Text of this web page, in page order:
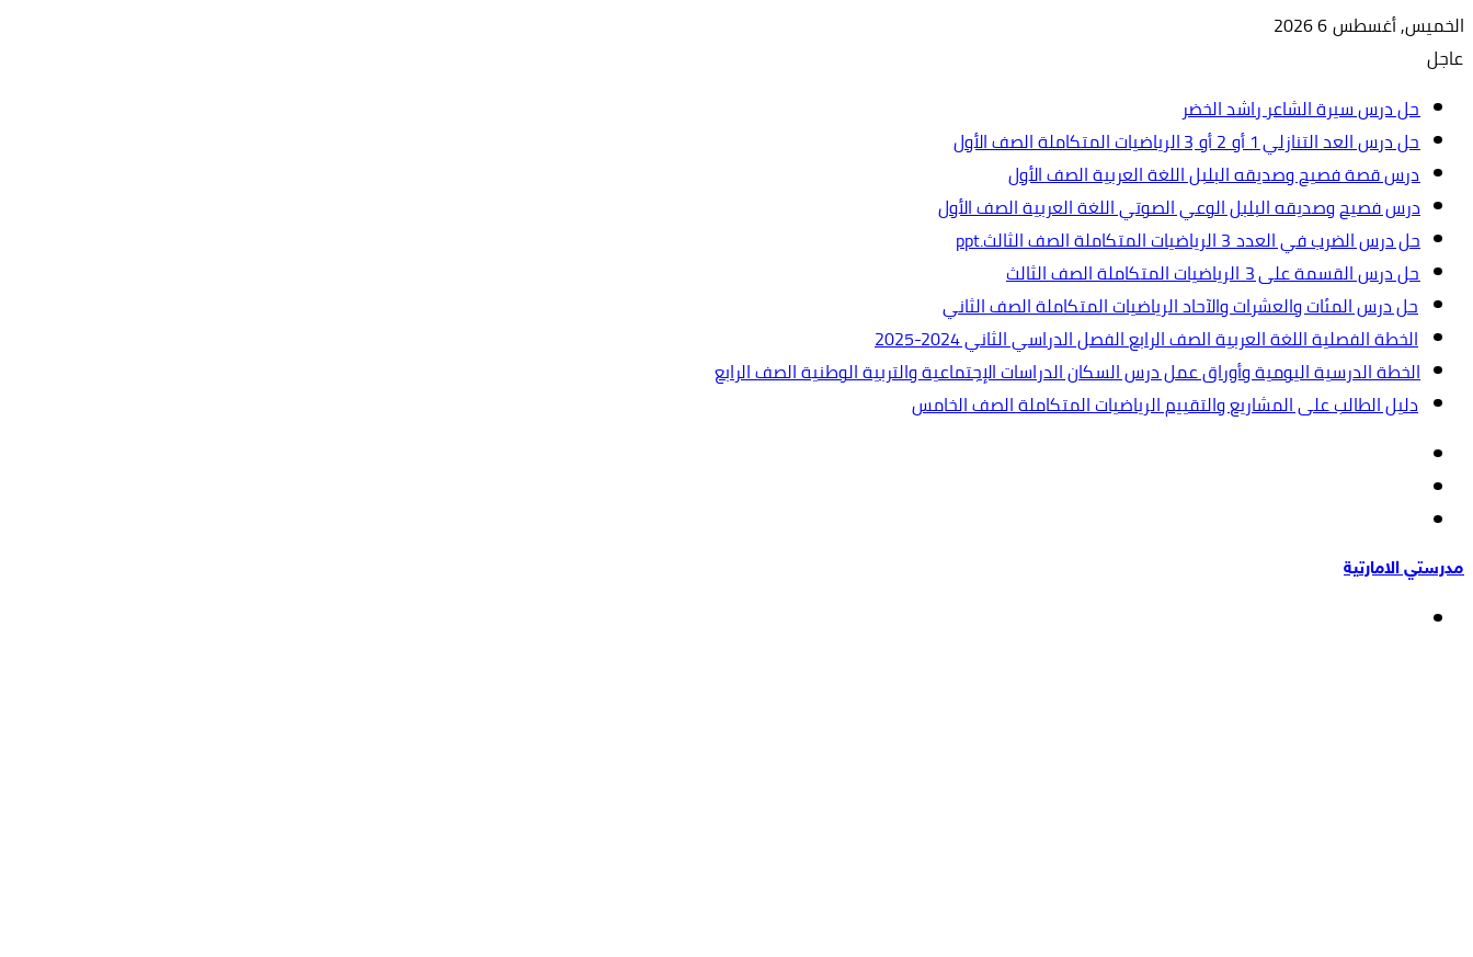
الخميس, أغسطس 6 2026
عاجل
حل درس سيرة الشاعر راشد الخضر
حل درس العد التنازلي 1 أو 2 أو 3 الرياضيات المتكاملة الصف الأول
درس قصة فصيح وصديقه البلبل اللغة العربية الصف الأول
درس فصيح وصديقه البلبل الوعي الصوتي اللغة العربية الصف الأول
حل درس الضرب في العدد 3 الرياضيات المتكاملة الصف الثالث.ppt
حل درس القسمة على 3 الرياضيات المتكاملة الصف الثالث
حل درس المئات والعشرات والآحاد الرياضيات المتكاملة الصف الثاني
الخطة الفصلية اللغة العربية الصف الرابع الفصل الدراسي الثاني 2024-2025
الخطة الدرسية اليومية وأوراق عمل درس السكان الدراسات الإجتماعية والتربية الوطنية الصف الرابع
دليل الطالب على المشاريع والتقييم الرياضيات المتكاملة الصف الخامس
عمود
جانبي
مدرستي الامارتية